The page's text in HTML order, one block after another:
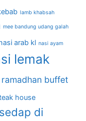
lamb khabsah
mee bandung udang galah
arab kl nasi ayam
lemak
ramadhan buffet
house
di